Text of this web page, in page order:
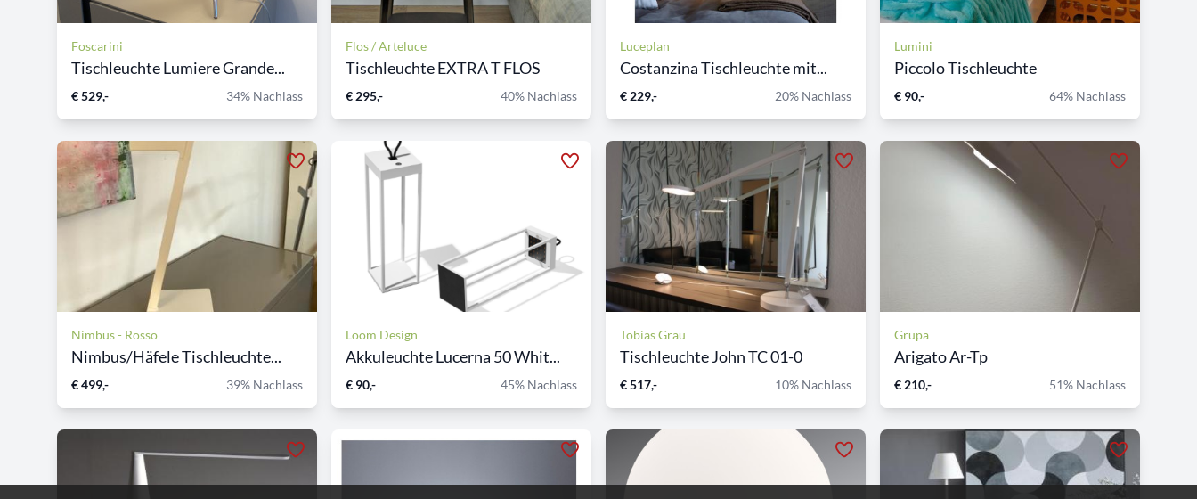
Foscarini
Tischleuchte Lumiere Grande...
€ 529,- 34% Nachlass
Flos / Arteluce
Tischleuchte EXTRA T FLOS
€ 295,- 40% Nachlass
Luceplan
Costanzina Tischleuchte mit...
€ 229,- 20% Nachlass
Lumini
Piccolo Tischleuchte
€ 90,- 64% Nachlass
Nimbus - Rosso
Nimbus/Häfele Tischleuchte...
€ 499,- 39% Nachlass
Loom Design
Akkuleuchte Lucerna 50 Whit...
€ 90,- 45% Nachlass
Tobias Grau
Tischleuchte John TC 01-0
€ 517,- 10% Nachlass
Grupa
Arigato Ar-Tp
€ 210,- 51% Nachlass